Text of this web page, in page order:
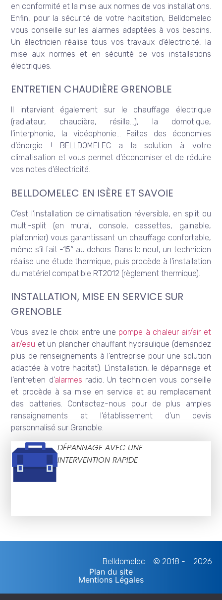
en conformité et la mise aux normes de vos installations.
Enfin, pour la sécurité de votre habitation, Belldomelec
vous conseille sur les alarmes adaptées à vos besoins.
Un électricien réalise tous vos travaux d’électricité, la
mise aux normes et en sécurité de vos installations
électriques.
ENTRETIEN CHAUDIÈRE GRENOBLE
Il intervient également sur le chauffage électrique
(radiateur, chaudière, résille…), la domotique,
l’interphonie, la vidéophonie… Faites des économies
d’énergie ! BELLDOMELEC a la solution à votre
climatisation et vous permet d’économiser et de réduire
vos notes d’électricité.
BELLDOMELEC EN ISÈRE ET SAVOIE
C’est l’installation de climatisation réversible, en split ou
multi-split (en mural, console, cassettes, gainable,
plafonnier) vous garantissant un chauffage confortable,
même s’il fait -15° au dehors. Dans le neuf, un technicien
réalise une étude thermique, puis procède à l’installation
du matériel compatible RT2012 (règlement thermique).
INSTALLATION, MISE EN SERVICE SUR
GRENOBLE
Vous avez le choix entre une pompe à chaleur air/air et
air/eau et un plancher chauffant hydraulique (demandez
plus de renseignements à l’entreprise pour une solution
adaptée à votre habitat). L’installation, le dépannage et
l’entretien d’alarmes radio. Un technicien vous conseille
et procède à sa mise en service et au remplacement
des batteries. Contactez-nous pour de plus amples
renseignements et l’établissement d’un devis
personnalisé sur Grenoble.
DÉPANNAGE AVEC UNE
INTERVENTION RAPIDE
Belldomelec © 2018 - 2026
Plan du site
Mentions Légales